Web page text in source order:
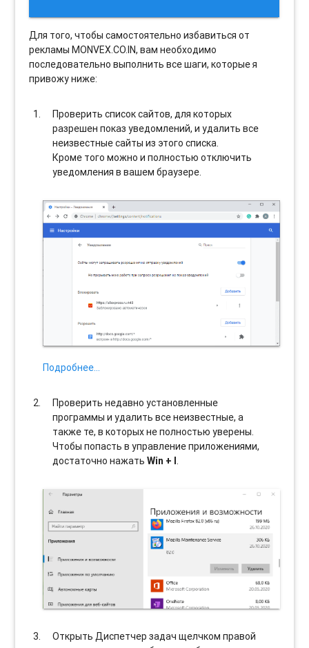
Для того, чтобы самостоятельно избавиться от
рекламы MONVEX.CO.IN, вам необходимо
последовательно выполнить все шаги, которые я
привожу ниже:
Проверить список сайтов, для которых
разрешен показ уведомлений, и удалить все
неизвестные сайты из этого списка.
Кроме того можно и полностью отключить
уведомления в вашем браузере.
Подробнее…
Проверить недавно установленные
программы и удалить все неизвестные, а
также те, в которых не полностью уверены.
Чтобы попасть в управление приложениями,
достаточно нажатьWin + I.
Открыть Диспетчер задач щелчком правой